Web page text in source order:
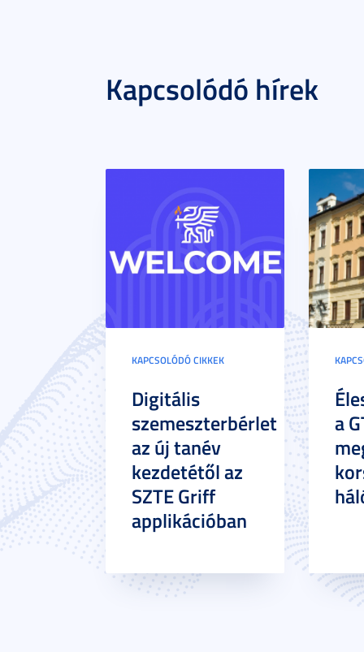
Kapcsolódó hírek
KAPCSOLÓDÓ CIKKEK
Digitális
szemeszterbérlet
az új tanév
kezdetétől az
SZTE Griff
applikációban
a